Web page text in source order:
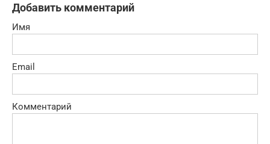
Добавить комментарий
Имя
Email
Комментарий